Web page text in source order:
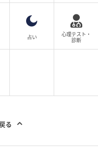
で、一気に華やかに
由がよく分かりまし
ル（ラメ入り）』を
きは柄付きスポンジ
占い
心理テスト・
診断
る